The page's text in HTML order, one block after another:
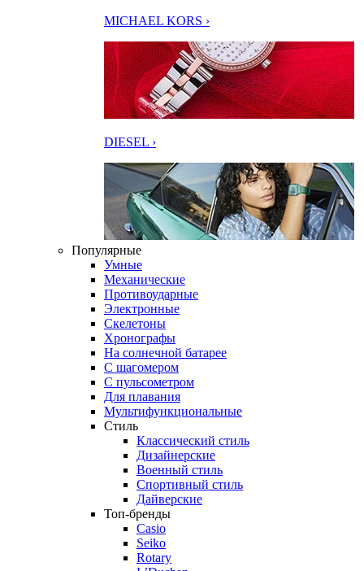
MICHAEL KORS ›
DIESEL ›
Популярные
Умные
Механические
Противоударные
Электронные
Скелетоны
Хронографы
На солнечной батарее
С шагомером
С пульсометром
Для плавания
Мультифункциональные
Стиль
Классический стиль
Дизайнерские
Военный стиль
Спортивный стиль
Дайверские
Топ-бренды
Casio
Seiko
Rotary